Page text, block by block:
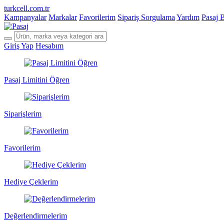
turkcell.com.tr
Kampanyalar Markalar Favorilerim Sipariş Sorgulama Yardım Pasaj
Giriş Yap Hesabım
Pasaj Limitini Öğren
Siparişlerim
Favorilerim
Hediye Çeklerim
Değerlendirmelerim